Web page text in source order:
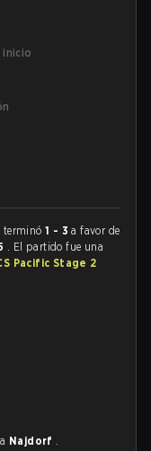
inicio
terminó1 - 3 a favor de
. El partido fue una
Pacific Stage 2
Najdorf .